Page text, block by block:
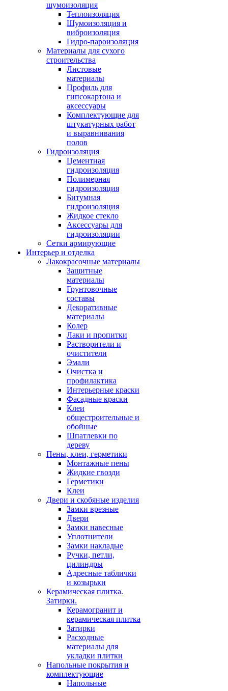
шумоизоляция
Теплоизоляция
Шумоизоляция и
виброизоляция
Гидро-пароизоляция
Материалы для сухого
строительства
Листовые
материалы
Профиль для
гипсокартона и
аксессуары
Комплектующие для
штукатурных работ
и выравнивания
полов
Гидроизоляция
Цементная
гидроизоляция
Полимерная
гидроизоляция
Битумная
гидроизоляция
Жидкое стекло
Аксессуары для
гидроизоляции
Сетки армирующие
Интерьер и отделка
Лакокрасочные материалы
Защитные
материалы
Грунтовочные
составы
Декоративные
материалы
Колер
Лаки и пропитки
Растворители и
очистители
Эмали
Очистка и
профилактика
Интерьерные краски
Фасадные краски
Клеи
общестроительные и
обойные
Шпатлевки по
дереву
Пены, клеи, герметики
Монтажные пены
Жидкие гвозди
Герметики
Клеи
Двери и скобяные изделия
Замки врезные
Двери
Замки навесные
Уплотнители
Замки накладые
Ручки, петли,
цилиндры
Адресные таблички
и козырьки
Керамическая плитка.
Затирки.
Керамогранит и
керамическая плитка
Затирки
Расходные
материалы для
укладки плитки
Напольные покрытия и
комплектующие
Напольные